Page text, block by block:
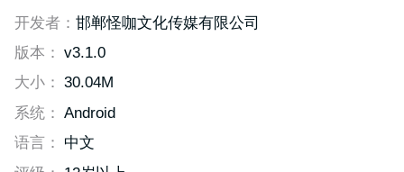
开发者： 邯郸怪咖文化传媒有限公司
版本： v3.1.0
大小： 30.04M
系统： Android
语言：
中文